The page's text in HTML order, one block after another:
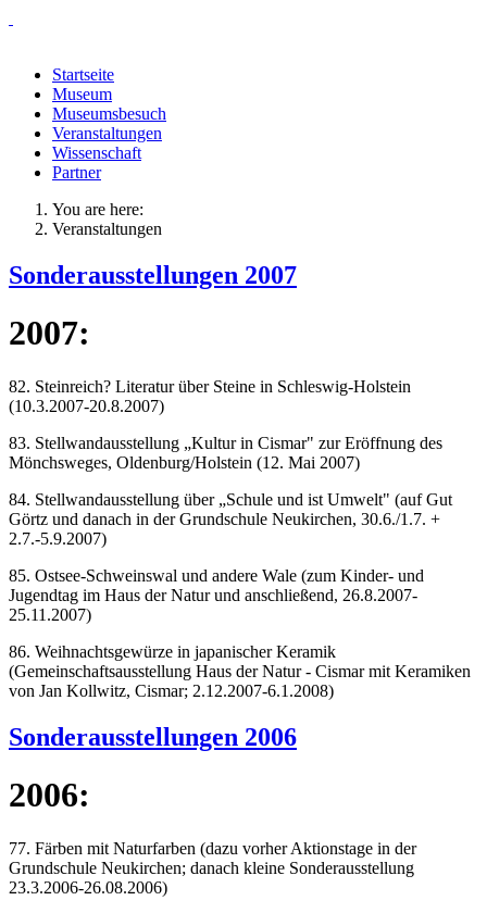
Startseite
Museum
Museumsbesuch
Veranstaltungen
Wissenschaft
Partner
You are here:
Veranstaltungen
Sonderausstellungen 2007
2007:
82. Steinreich? Literatur über Steine in Schleswig-Holstein
(10.3.2007-20.8.2007)
83. Stellwandausstellung „Kultur in Cismar" zur Eröffnung des
Mönchsweges, Oldenburg/Holstein (12. Mai 2007)
84. Stellwandausstellung über „Schule und ist Umwelt" (auf Gut
Görtz und danach in der Grundschule Neukirchen, 30.6./1.7. +
2.7.-5.9.2007)
85. Ostsee-Schweinswal und andere Wale (zum Kinder- und
Jugendtag im Haus der Natur und anschließend, 26.8.2007-
25.11.2007)
86. Weihnachtsgewürze in japanischer Keramik
(Gemeinschaftsausstellung Haus der Natur - Cismar mit Keramiken
von Jan Kollwitz, Cismar; 2.12.2007-6.1.2008)
Sonderausstellungen 2006
2006:
77. Färben mit Naturfarben (dazu vorher Aktionstage in der
Grundschule Neukirchen; danach kleine Sonderausstellung
23.3.2006-26.08.2006)